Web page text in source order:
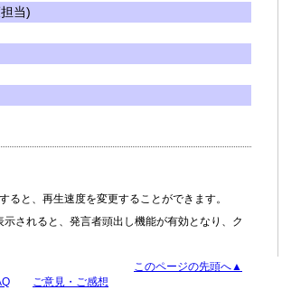
当)
ると、再生速度を変更することができます。
されると、発言者頭出し機能が有効となり、ク
このページの先頭へ▲
ご意見・ご感想